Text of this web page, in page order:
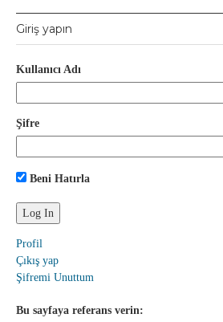
Giriş yapın
Kullanıcı Adı
Şifre
Beni Hatırla
Profil
Çıkış yap
Şifremi Unuttum
Bu sayfaya referans verin: